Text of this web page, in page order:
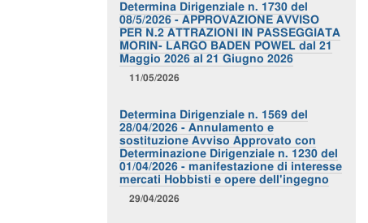
Determina Dirigenziale n. 1730 del
08/5/2026 - APPROVAZIONE AVVISO
PER N.2 ATTRAZIONI IN PASSEGGIATA
MORIN- LARGO BADEN POWEL dal 21
Maggio 2026 al 21 Giugno 2026
11/05/2026
Determina Dirigenziale n. 1569 del
28/04/2026 - Annulamento e
sostituzione Avviso Approvato con
Determinazione Dirigenziale n. 1230 del
01/04/2026 - manifestazione di interesse
mercati Hobbisti e opere dell'ingegno
29/04/2026